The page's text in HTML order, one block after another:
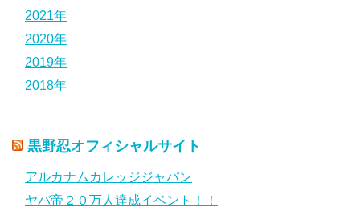
2021年
2020年
2019年
2018年
黒野忍オフィシャルサイト
アルカナムカレッジジャパン
ヤバ帝２０万人達成イベント！！